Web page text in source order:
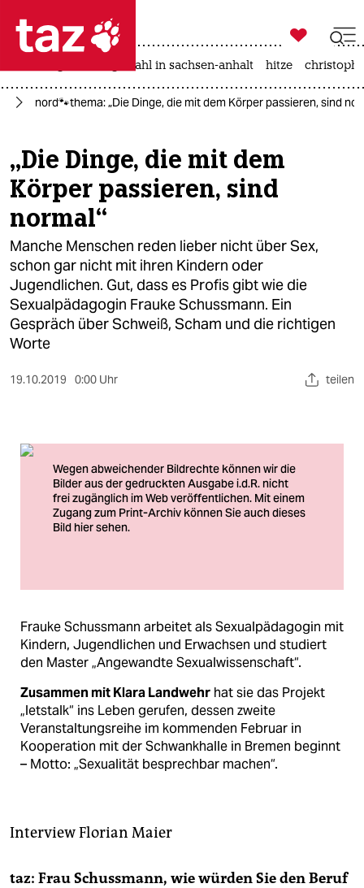
 taz zahl ich
taz zahl ich
themen
politik
öko
gesellschaft
kultur
sport
wahrheit
verlag
unterstützen
abo
genossenschaft
epaper login

taz zahl ich
landtagswahl in sachsen-anhalt hitze
nord🐾thema: „Die Dinge, die mit dem Körper passieren, sind
„Die Dinge, die mit dem
Körper passieren, sind
normal“
Manche Menschen reden lieber nicht über Sex,
schon gar nicht mit ihren Kindern oder
Jugendlichen. Gut, dass es Profis gibt wie die
Sexualpädagogin Frauke Schussmann. Ein
Gespräch über Schweiß, Scham und die richtigen
Worte
19.10.2019 0:00 Uhr teilen
Frauke Schussmann arbeitet als Sexualpädagogin mit
Kindern, Jugendlichen und Erwachsen und studiert
den Master „Angewandte Sexualwissenschaft“.
Zusammen mit Klara Landwehr hat sie das Projekt
„letstalk“ ins Leben gerufen, dessen zweite
Veranstaltungsreihe im kommenden Februar in
Kooperation mit der Schwankhalle in Bremen beginnt
– Motto: „Sexualität besprechbar machen“.
InterviewFlorian Maier
taz: Frau Schussmann, wie würden Sie den Beruf